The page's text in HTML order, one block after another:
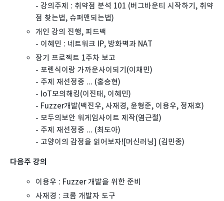
- 강의주제 : 취약점 분석 101 (버그바운티 시작하기, 취약
점 찾는법, 슈퍼맨되는법)
개인 강의 진행, 피드백
- 이혜민 : 네트워크 IP, 방화벽과 NAT
장기 프로젝트 1주차 보고
- 포렌식이랑 가까운사이되기(이채민)
- 주제 재선정중 ... (홍승현)
- IoT모의해킹(이진태, 이혜민)
- Fuzzer개발(백진우, 사재경, 윤형준, 이용우, 정재호)
- 모두의보안 워게임사이트 제작(염근철)
- 주제 재선정중 ... (최도아)
- 고양이의 감정을 읽어보자![머신러닝] (김민종)
다음주 강의
이용우 : Fuzzer 개발을 위한 준비
사재경 : 크롬 개발자 도구